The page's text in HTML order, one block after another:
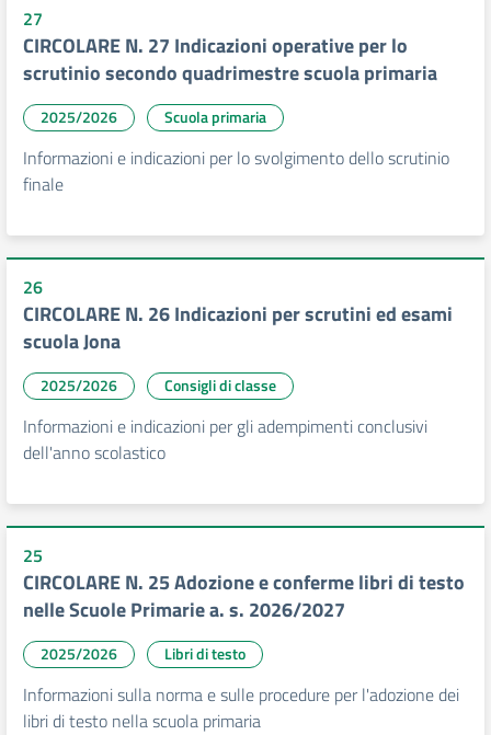
27
CIRCOLARE N. 27 Indicazioni operative per lo
scrutinio secondo quadrimestre scuola primaria
2025/2026 Scuola primaria
Informazioni e indicazioni per lo svolgimento dello scrutinio
finale
26
CIRCOLARE N. 26 Indicazioni per scrutini ed esami
scuola Jona
2025/2026 Consigli di classe
Informazioni e indicazioni per gli adempimenti conclusivi
dell'anno scolastico
25
CIRCOLARE N. 25 Adozione e conferme libri di testo
nelle Scuole Primarie a. s. 2026/2027
2025/2026 Libri di testo
Informazioni sulla norma e sulle procedure per l'adozione dei
libri di testo nella scuola primaria